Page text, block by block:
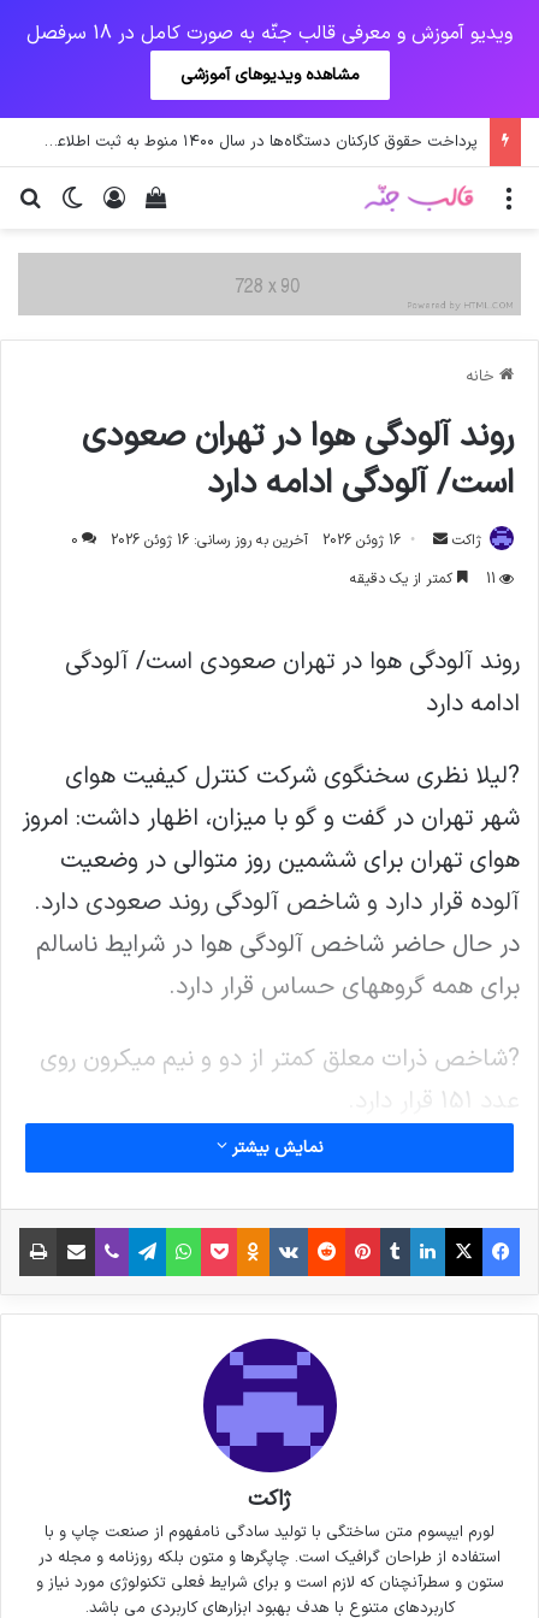
ویدیو آموزش و معرفی قالب جنّه به صورت کامل در 18 سرفصل
مشاهده ویدیوهای آموزشی
پرداخت حقوق کارکنان دستگاه‌ها در سال ۱۴۰۰ منوط به ثبت اطلاعات کارکنان در سامانه شد
تغییر ورود
دیدن سبد خرید منو
خانه
روند آلودگی هوا در تهران صعودی
است/ آلودگی ادامه دارد
ژاکت
ارسال
ایمیل
16 ژوئن 2026 آخرین به روز رسانی: 16 ژوئن 2026
0
11
کمتر از یک دقیقه
روند آلودگی هوا در تهران صعودی است/ آلودگی
ادامه دارد
?لیلا نظری سخنگوی شرکت کنترل کیفیت هوای
شهر تهران در گفت و گو با میزان، اظهار داشت: امروز
هوای تهران برای ششمین روز متوالی در وضعیت
آلوده قرار دارد و شاخص آلودگی روند صعودی دارد.
در حال حاضر شاخص آلودگی هوا در شرایط ناسالم
برای همه گروههای حساس قرار دارد.
?شاخص ذرات معلق کمتر از دو و نیم میکرون روی
عدد 151 قرار دارد.
?شاخص در ایستگاههای دانشگاه شریف،پیروزی،
تربیت مدرس،منطقه 20 و منطقه 8 بیش از 150
است.
6 نکته‌ی مهم برای گرفتن عکس‌های
جذاب‌تر در سفر
خداحافظی زود هنگام بازیکن تیم
ملی فوتسال از دنیای بازی
30 سپتامبر 2021
نمایش بیشتر
فیس بوک X لینکدین
‫تامبلر‫پین‌ترست
‫رددیت‫VKontakte
‫Odnoklassniki
پاکتواتس آپ تلگراموایبر اشتراک گذاری از طریق ایمیل
ژاکت
لورم ایپسوم متن ساختگی با تولید سادگی نامفهوم از صنعت چاپ و با
استفاده از طراحان گرافیک است. چاپگرها و متون بلکه روزنامه و مجله در
ستون و سطرآنچنان که لازم است و برای شرایط فعلی تکنولوژی مورد نیاز و
کاربردهای متنوع با هدف بهبود ابزارهای کاربردی می باشد.